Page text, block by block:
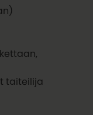
taiteilija